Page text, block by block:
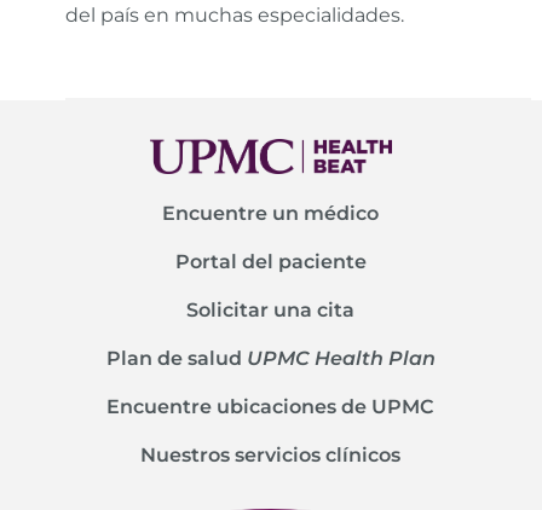
del país en muchas especialidades.
Encuentre un médico
Portal del paciente
Solicitar una cita
Plan de salud UPMC Health Plan
Encuentre ubicaciones de UPMC
Nuestros servicios clínicos